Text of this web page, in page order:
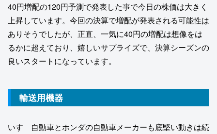
40円増配の120円予測で発表した事で今日の株価は大きく
上昇しています。今回の決算で増配が発表される可能性は
ありそうでしたが、正直、一気に40円の増配は想像をは
るかに超えており、嬉しいサプライズで、決算シーズンの
良いスタートになっています。
輸送用機器
いすゞ自動車とホンダの自動車メーカーも底堅い動きは続